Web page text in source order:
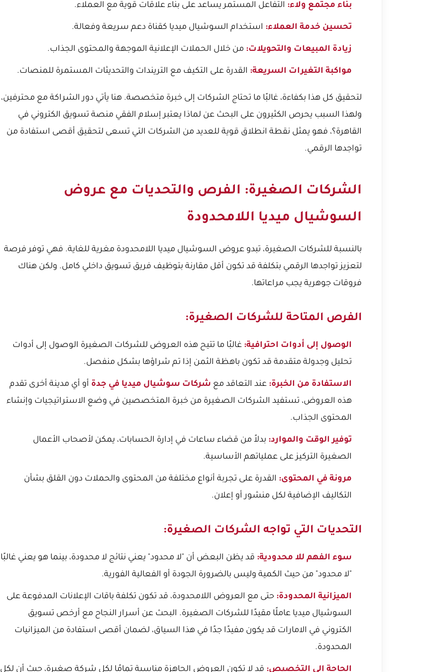
بناء مجتمع ولاء: التفاعل المستمر يساعد على بناء علاقات قوية مع العملاء.
تحسين خدمة العملاء: استخدام السوشيال ميديا كقناة دعم سريعة وفعالة.
زيادة المبيعات والتحويلات: من خلال الحملات الإعلانية الموجهة والمحتوى الجذاب.
مواكبة التغيرات السريعة: القدرة على التكيف مع التريندات والتحديثات المستمرة للمنصات.
لتحقيق كل هذا بكفاءة، غالبًا ما تحتاج الشركات إلى خبرة متخصصة. هنا يأتي دور الشراكة مع محترفين،
ولهذا السبب يحرص الكثيرون على البحث عن لماذا يعتبر إسلام الفقي منصة تسويق الكتروني في
القاهرة؟، فهو يمثل نقطة انطلاق قوية للعديد من الشركات التي تسعى لتحقيق أقصى استفادة من
تواجدها الرقمي.
الشركات الصغيرة: الفرص والتحديات مع عروض
السوشيال ميديا اللامحدودة
بالنسبة للشركات الصغيرة، تبدو عروض السوشيال ميديا اللامحدودة مغرية للغاية. فهي توفر فرصة
لتعزيز تواجدها الرقمي بتكلفة قد تكون أقل مقارنة بتوظيف فريق تسويق داخلي كامل. ولكن هناك
فروقات جوهرية يجب مراعاتها.
الفرص المتاحة للشركات الصغيرة:
الوصول إلى أدوات احترافية: غالبًا ما تتيح هذه العروض للشركات الصغيرة الوصول إلى أدوات
تحليل وجدولة متقدمة قد تكون باهظة الثمن إذا تم شراؤها بشكل منفصل.
الاستفادة من الخبرة: عند التعاقد مع شركات سوشيال ميديا في جدة أو أي مدينة أخرى تقدم
هذه العروض، تستفيد الشركات الصغيرة من خبرة المتخصصين في وضع الاستراتيجيات وإنشاء
المحتوى الجذاب.
توفير الوقت والموارد: بدلاً من قضاء ساعات في إدارة الحسابات، يمكن لأصحاب الأعمال
الصغيرة التركيز على عملياتهم الأساسية.
مرونة في المحتوى: القدرة على تجربة أنواع مختلفة من المحتوى والحملات دون القلق بشأن
التكاليف الإضافية لكل منشور أو إعلان.
التحديات التي تواجه الشركات الصغيرة:
سوء الفهم للا محدودية: قد يظن البعض أن "لا محدود" يعني نتائج لا محدودة، بينما هو يعني غالبًا
"لا محدود" من حيث الكمية وليس بالضرورة الجودة أو الفعالية الفورية.
الميزانية المحدودة: حتى مع العروض اللامحدودة، قد تكون تكلفة باقات الإعلانات المدفوعة على
السوشيال ميديا عاملًا مقيدًا للشركات الصغيرة. البحث عن أسرار النجاح مع أرخص تسويق
الكتروني في الامارات قد يكون مفيدًا جدًا في هذا السياق، لضمان أقصى استفادة من الميزانيات
المحدودة.
الحاجة إلى التخصيص: قد لا تكون العروض الجاهزة مناسبة تمامًا لكل شركة صغيرة، حيث أن لكل